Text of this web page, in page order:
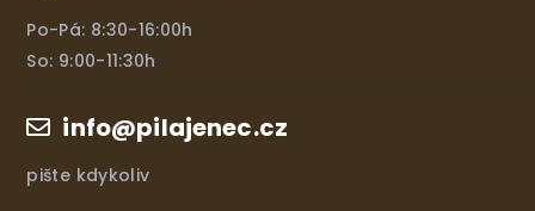
Po-Pá: 8:30-16:00h
So: 9:00-11:30h
info@pilajenec.cz
pište kdykoliv